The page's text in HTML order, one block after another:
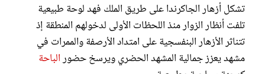
تشكل أزهار الجاكرندا على طريق الملك فهد لوحة طبيعية
تلفت أنظار الزوار منذ اللحظات الأولى لدخولهم المنطقة إذ
تتناثر الأزهار البنفسجية على امتداد الأرصفة والممرات في
مشهد يعزز جمالية المشهد الحضري ويرسخ حضورالباحة